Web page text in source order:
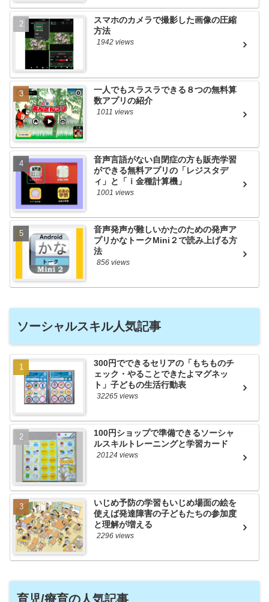
スマホのカメラで撮影した画像の圧縮
方法
1942 views
一人でもスラスラできる８つの無料算
数アプリの紹介
1011 views
音声言語がない自閉症の方も販売学習
ができる無料アプリの「レジスタデ
ィ」と「ｉ金種計算機」
1001 views
音声発声が難しいかたのための発声ア
プリかなトークMini２で読み上げる方
法
856 views
ソーシャルスキル人気記事
300円でできるセリアの「もちものチ
ェック・やることできたよマグネッ
ト」子どもの生活行動表
32265 views
100円ショップで準備できるソーシャ
ルスキルトレーニングと学習カード
20124 views
いじめ予防の学習もいじめ場面の絵を
使えば発達障害の子どもたちの参加度
と理解が増える
2296 views
育児/療育の人気記事